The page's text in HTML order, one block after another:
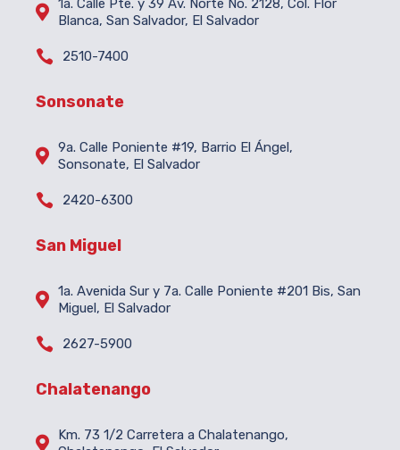
 1a. Calle Pte. y 39 Av. Norte No. 2128, Col. Flor
Blanca, San Salvador, El Salvador
 2510-7400
Sonsonate
 9a. Calle Poniente #19, Barrio El Ángel,
Sonsonate, El Salvador
 2420-6300
San Miguel
 1a. Avenida Sur y 7a. Calle Poniente #201 Bis, San
Miguel, El Salvador
 2627-5900
Chalatenango

Km. 73 1/2 Carretera a Chalatenango,